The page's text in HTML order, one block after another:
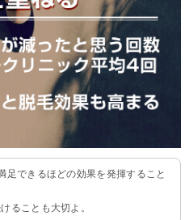
足できるほどの効果を発揮すること
ることも大切よ。